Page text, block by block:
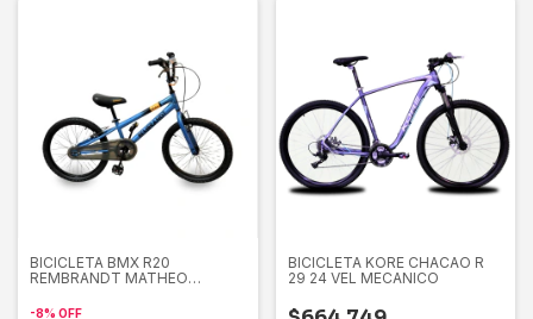
BICICLETA BMX R20
REMBRANDT MATHEO
-8% OFF
BICICLETA KORE CHACAO R
29 24 VEL MECANICO